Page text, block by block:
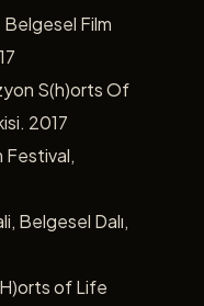
Belgesel Film
S(h)orts Of
2017
Festival,
Belgesel Dalı,
of Life